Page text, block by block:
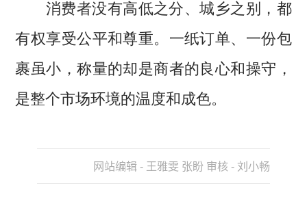
消费者没有高低之分、城乡之别，都
有权享受公平和尊重。一纸订单、一份包
裹虽小，称量的却是商者的良心和操守，
是整个市场环境的温度和成色。
网站编辑 - 王雅雯 张盼 审核 - 刘小畅